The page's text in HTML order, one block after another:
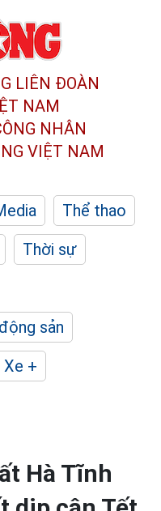
LIÊN ĐOÀN
NAM
NHÂN
VIỆT NAM
Thể thao
Thời sự
sản
Xe +
Hà Tĩnh